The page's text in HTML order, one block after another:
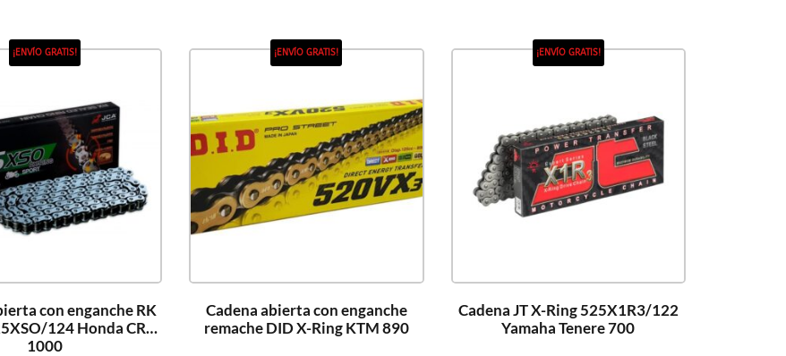
¡ENVÍO GRATIS!
con enganche RK
124 Honda CRF
1000
¡ENVÍO GRATIS!
Cadena abierta con enganche
remache DID X-Ring KTM 890
¡ENVÍO GRATIS!
Cadena JT X-Ring 525X1R3/122
Yamaha Tenere 700